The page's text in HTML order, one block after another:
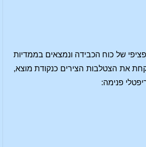
של כוח הכבידה ונמצאים בממדיות
את הצטלבות הצירים כנקודת מוצא,
פנימה: